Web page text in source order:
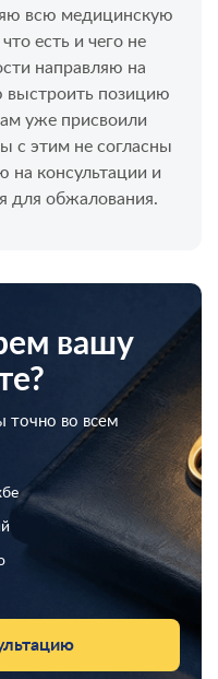
всю медицинскую
есть и чего не
направляю на
выстроить позицию
уже присвоили
с этим не согласны
на консультации и
для обжалования.
вашу
точно во всем